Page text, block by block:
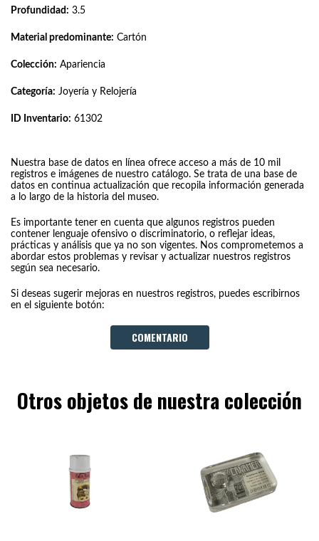
Profundidad: 3.5
Material predominante: Cartón
Colección: Apariencia
Categoría: Joyería y Relojería
ID Inventario: 61302
Nuestra base de datos en línea ofrece acceso a más de 10 mil
registros e imágenes de nuestro catálogo. Se trata de una base de
datos en continua actualización que recopila información generada
a lo largo de la historia del museo.
Es importante tener en cuenta que algunos registros pueden
contener lenguaje ofensivo o discriminatorio, o reflejar ideas,
prácticas y análisis que ya no son vigentes. Nos comprometemos a
abordar estos problemas y revisar y actualizar nuestros registros
según sea necesario.
Si deseas sugerir mejoras en nuestros registros, puedes escribirnos
en el siguiente botón:
COMENTARIO
Otros objetos de nuestra colección